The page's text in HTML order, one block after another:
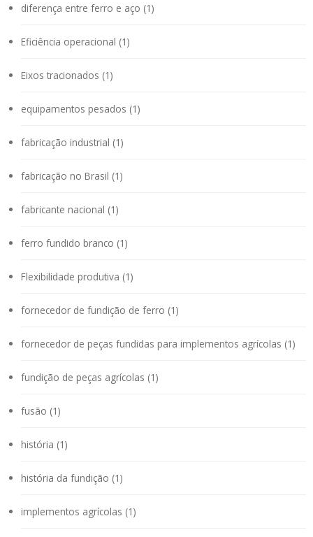
diferença entre ferro e aço (1)
Eficiência operacional (1)
Eixos tracionados (1)
equipamentos pesados (1)
fabricação industrial (1)
fabricação no Brasil (1)
fabricante nacional (1)
ferro fundido branco (1)
Flexibilidade produtiva (1)
fornecedor de fundição de ferro (1)
fornecedor de peças fundidas para implementos agrícolas (1)
fundição de peças agrícolas (1)
fusão (1)
história (1)
história da fundição (1)
implementos agrícolas (1)